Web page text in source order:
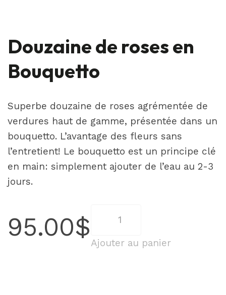
Douzaine de roses en
Bouquetto
Superbe douzaine de roses agrémentée de
verdures haut de gamme, présentée dans un
bouquetto. L’avantage des fleurs sans
l’entretient! Le bouquetto est un principe clé
en main: simplement ajouter de l’eau au 2-3
jours.
95.00$ Douzaine
Ajouter au panier